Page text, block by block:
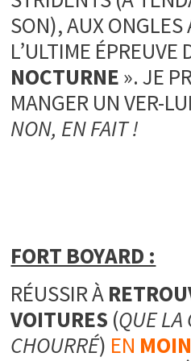
SON), AUX ONGLES
L’ULTIME ÉPREUVE
NOCTURNE ». JE
MANGER UN VER-
NON, EN FAIT !
FORT BOYARD :
RÉUSSIR À
VOITURES (QUE LA
CHOURRÉ) EN